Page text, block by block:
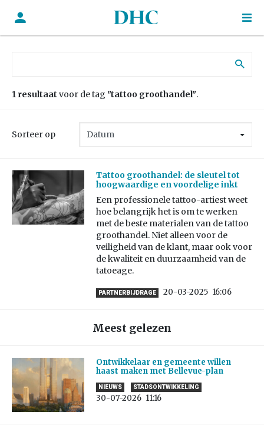
1 resultaat voor de tag "tattoo groothandel".
Sorteer op
Tattoo groothandel: de sleutel tot
hoogwaardige en voordelige inkt
Een professionele tattoo-artiest weet
hoe belangrijk het is om te werken
met de beste materialen van de tattoo
groothandel. Niet alleen voor de
veiligheid van de klant, maar ook voor
de kwaliteit en duurzaamheid van de
tatoeage.
PARTNERBIJDRAGE 20-03-2025 16:06
Meest gelezen
Ontwikkelaar en gemeente willen
haast maken met Bellevue-plan
NIEUWS STADSONTWIKKELING
30-07-2026 11:16